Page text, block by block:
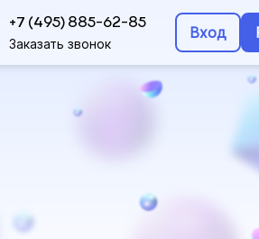
+7 (495) 885-62-85
Заказать звонок
Вход